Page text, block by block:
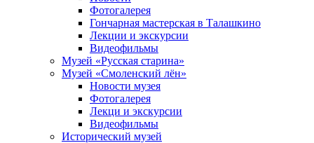
Фотогалерея
Гончарная мастерская в Талашкино
Лекции и экскурсии
Видеофильмы
Музей «Русская старина»
Музей «Смоленский лён»
Новости музея
Фотогалерея
Лекци и экскурсии
Видеофильмы
Исторический музей